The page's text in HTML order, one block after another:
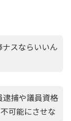
スならいいん
捕や議員資格
可能にさせな